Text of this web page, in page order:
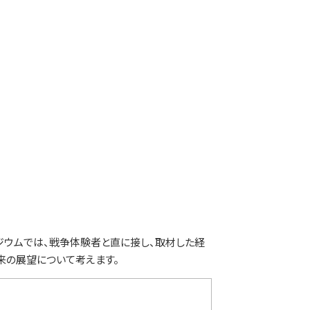
ムでは、戦争体験者と直に接し、取材した経
展望について考えます。